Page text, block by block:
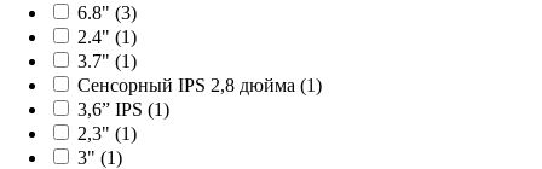
6.8" (3)
2.4" (1)
3.7" (1)
Сенсорный IPS 2,8 дюйма (1)
3,6” IPS (1)
2,3" (1)
3" (1)